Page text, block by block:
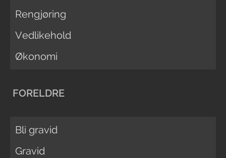
Rengjøring
Vedlikehold
Økonomi
FORELDRE
Bli gravid
Gravid